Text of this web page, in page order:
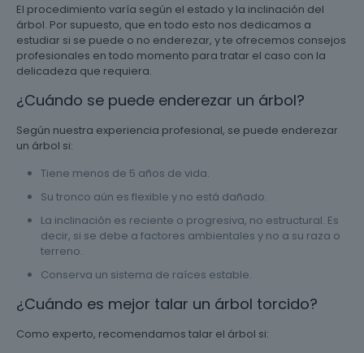
El procedimiento varía según el estado y la inclinación del
árbol. Por supuesto, que en todo esto nos dedicamos a
estudiar si se puede o no enderezar, y te ofrecemos consejos
profesionales en todo momento para tratar el caso con la
delicadeza que requiera.
¿Cuándo se puede enderezar un árbol?
Según nuestra experiencia profesional, se puede enderezar
un árbol si:
Tiene menos de 5 años de vida.
Su tronco aún es flexible y no está dañado.
La inclinación es reciente o progresiva, no estructural. Es
decir, si se debe a factores ambientales y no a su raza o
terreno.
Conserva un sistema de raíces estable.
¿Cuándo es mejor talar un árbol torcido?
Como experto, recomendamos talar el árbol si: